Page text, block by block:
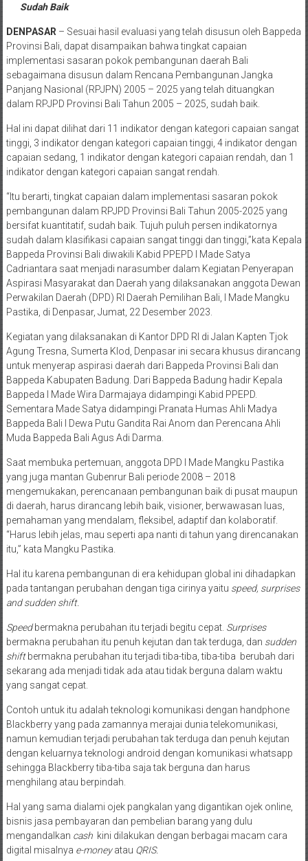
Sudah Baik
DENPASAR – Sesuai hasil evaluasi yang telah disusun oleh Bappeda
Provinsi Bali, dapat disampaikan bahwa tingkat capaian
implementasi sasaran pokok pembangunan daerah Bali
sebagaimana disusun dalam Rencana Pembangunan Jangka
Panjang Nasional (RPJPN) 2005 – 2025 yang telah dituangkan
dalam RPJPD Provinsi Bali Tahun 2005 – 2025, sudah baik.
Hal ini dapat dilihat dari 11 indikator dengan kategori capaian sangat
tinggi, 3 indikator dengan kategori capaian tinggi, 4 indikator dengan
capaian sedang, 1 indikator dengan kategori capaian rendah, dan 1
indikator dengan kategori capaian sangat rendah.
“Itu berarti, tingkat capaian dalam implementasi sasaran pokok
pembangunan dalam RPJPD Provinsi Bali Tahun 2005-2025 yang
bersifat kuantitatif, sudah baik. Tujuh puluh persen indikatornya
sudah dalam klasifikasi capaian sangat tinggi dan tinggi,”kata Kepala
Bappeda Provinsi Bali diwakili Kabid PPEPD I Made Satya
Cadriantara saat menjadi narasumber dalam Kegiatan Penyerapan
Aspirasi Masyarakat dan Daerah yang dilaksanakan anggota Dewan
Perwakilan Daerah (DPD) RI Daerah Pemilihan Bali, I Made Mangku
Pastika, di Denpasar, Jumat, 22 Desember 2023.
Kegiatan yang dilaksanakan di Kantor DPD RI di Jalan Kapten Tjok
Agung Tresna, Sumerta Klod, Denpasar ini secara khusus dirancang
untuk menyerap aspirasi daerah dari Bappeda Provinsi Bali dan
Bappeda Kabupaten Badung. Dari Bappeda Badung hadir Kepala
Bappeda I Made Wira Darmajaya didampingi Kabid PPEPD.
Sementara Made Satya didampingi Pranata Humas Ahli Madya
Bappeda Bali I Dewa Putu Gandita Rai Anom dan Perencana Ahli
Muda Bappeda Bali Agus Adi Darma.
Saat membuka pertemuan, anggota DPD I Made Mangku Pastika
yang juga mantan Gubenrur Bali periode 2008 – 2018
mengemukakan, perencanaan pembangunan baik di pusat maupun
di daerah, harus dirancang lebih baik, visioner, berwawasan luas,
pemahaman yang mendalam, fleksibel, adaptif dan kolaboratif.
“Harus lebih jelas, mau seperti apa nanti di tahun yang direncanakan
itu,” kata Mangku Pastika.
Hal itu karena pembangunan di era kehidupan global ini dihadapkan
pada tantangan perubahan dengan tiga cirinya yaitu speed, surprises
and sudden shift.
Speedbermakna perubahan itu terjadi begitu cepat. Surprises
bermakna perubahan itu penuh kejutan dan tak terduga, dan sudden
shiftbermakna perubahan itu terjadi tiba-tiba, tiba-tiba berubah dari
sekarang ada menjadi tidak ada atau tidak berguna dalam waktu
yang sangat cepat.
Contoh untuk itu adalah teknologi komunikasi dengan handphone
Blackberry yang pada zamannya merajai dunia telekomunikasi,
namun kemudian terjadi perubahan tak terduga dan penuh kejutan
dengan keluarnya teknologi android dengan komunikasi whatsapp
sehingga Blackberry tiba-tiba saja tak berguna dan harus
menghilang atau berpindah.
Hal yang sama dialami ojek pangkalan yang digantikan ojek online,
bisnis jasa pembayaran dan pembelian barang yang dulu
mengandalkan cashkini dilakukan dengan berbagai macam cara
digital misalnya e-moneyatau QRIS.